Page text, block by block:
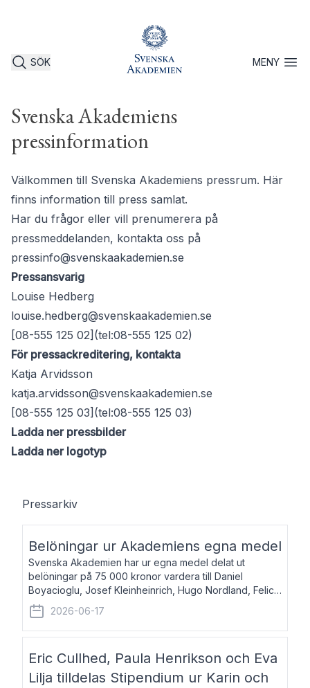
SÖK MENYÖppna
Svenska Akademiens
pressinformation
Välkommen till Svenska Akademiens pressrum. Här
finns information till press samlat.
Har du frågor eller vill prenumerera på
pressmeddelanden, kontakta oss på
pressinfo@svenskaakademien.se
Pressansvarig
Louise Hedberg
louise.hedberg@svenskaakademien.se
[08-555 125 02](tel:08-555 125 02)
För pressackreditering, kontakta
Katja Arvidsson
katja.arvidsson@svenskaakademien.se
[08-555 125 03](tel:08-555 125 03)
Ladda ner pressbilder
Ladda ner logotyp
Pressarkiv
Belöningar ur Akademiens egna medel
Svenska Akademien har ur egna medel delat ut
belöningar på 75 000 kronor vardera till Daniel
Boyacioglu, Josef Kleinheinrich, Hugo Nordland, Felicia
Stenroth och Svante Strandberg. Daniel Boyacioglu,
född 1981, är poet och scenartist. Josef
2026-06-17
Eric Cullhed, Paula Henrikson och Eva
Lilja tilldelas Stipendium ur Karin och